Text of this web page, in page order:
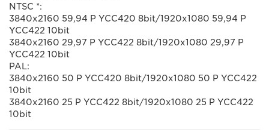
NTSC *:
3840x2160 59,94 P YCC420 8bit/1920x1080 59,94 P
YCC422 10bit
3840x2160 29,97 P YCC422 8bit/1920x1080 29,97 P
YCC422 10bit
PAL:
3840x2160 50 P YCC420 8bit/1920x1080 50 P YCC422
10bit
3840x2160 25 P YCC422 8bit/1920x1080 25 P YCC422
10bit